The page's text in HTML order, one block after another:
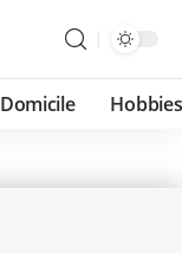
Domicile Hobbies